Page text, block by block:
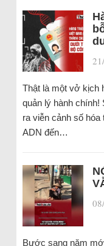
Thật là một vở kịch
quản lý hành chính!
ra viễn cảnh số
ADN đến…
Bước sang năm